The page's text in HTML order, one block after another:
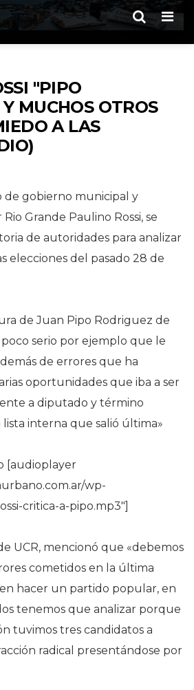
"PIPO
MUCHOS OTROS
A LAS
de gobierno municipal y
Grande Paulino Rossi, se
de autoridades para analizar
elecciones del pasado 28 de
de Juan Pipo Rodriguez de
serio por ejemplo que le
de errores que ha
oportunidades que iba a ser
a diputado y término
interna que salió última»
[audioplayer
wp-
critica-a-pipo.mp3″]
UCR, mencionó que «debemos
cometidos en la última
hacer un partido popular, en
tenemos que analizar porque
tuvimos tres candidatos a
radical presentándose por